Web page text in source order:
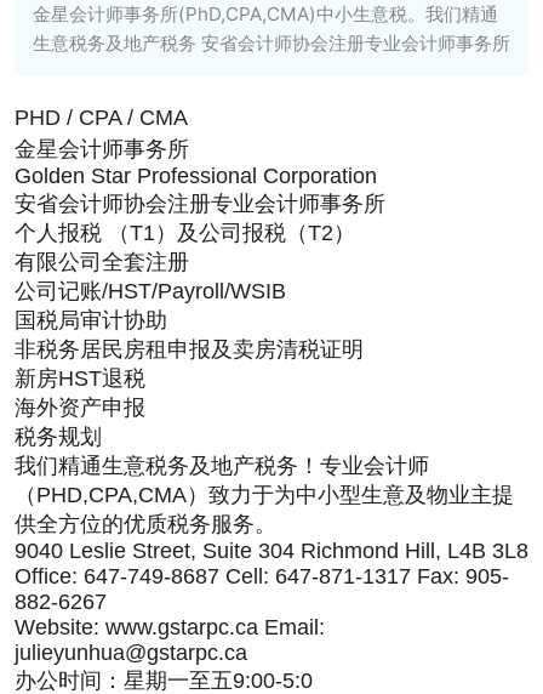
金星会计师事务所(PhD,CPA,CMA)中小生意税。我们精通
生意税务及地产税务 安省会计师协会注册专业会计师事务所
PHD / CPA / CMA
金星会计师事务所
Golden Star Professional Corporation
安省会计师协会注册专业会计师事务所
个人报税 （T1）及公司报税（T2）
有限公司全套注册
公司记账/HST/Payroll/WSIB
国税局审计协助
非税务居民房租申报及卖房清税证明
新房HST退税
海外资产申报
税务规划
我们精通生意税务及地产税务！专业会计师
（PHD,CPA,CMA）致力于为中小型生意及物业主提
供全方位的优质税务服务。
9040 Leslie Street, Suite 304 Richmond Hill, L4B 3L8
Office: 647-749-8687 Cell: 647-871-1317 Fax: 905-
882-6267
Website: www.gstarpc.ca Email:
julieyunhua@gstarpc.ca
办公时间：星期一至五9:00-5:0